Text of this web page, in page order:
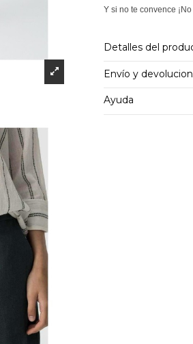
Y si no te convence
Detalles del
Envío y
Ayuda